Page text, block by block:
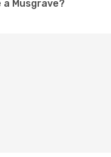
Musgrave?